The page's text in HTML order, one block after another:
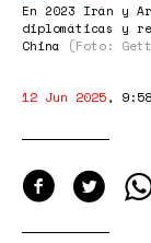
En 2023 Irán y
diplomáticas y
China
(Foto:
12 Jun 2025,